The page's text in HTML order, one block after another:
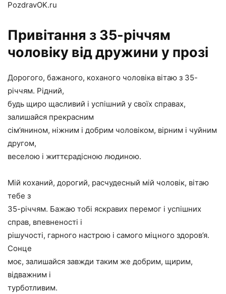
PozdravOK.ru
Привітання з 35-річчям
чоловіку від дружини у прозі
Дорогого, бажаного, коханого чоловіка вітаю з 35-
річчям. Рідний,
будь щиро щасливий і успішний у своїх справах,
залишайся прекрасним
сім’янином, ніжним і добрим чоловіком, вірним і чуйним
другом,
веселою і життєрадісною людиною.
Мій коханий, дорогий, расчудесный мій чоловік, вітаю
тебе з
35-річчям. Бажаю тобі яскравих перемог і успішних
справ, впевненості і
рішучості, гарного настрою і самого міцного здоров’я.
Сонце
моє, залишайся завжди таким же добрим, щирим,
відважним і
турботливим.